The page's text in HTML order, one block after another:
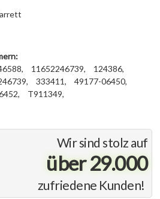
Wir sind stolz auf
über 29.000
zufriedene Kunden!
11652246739,
124386,
333411,
49177-06450,
T911349,